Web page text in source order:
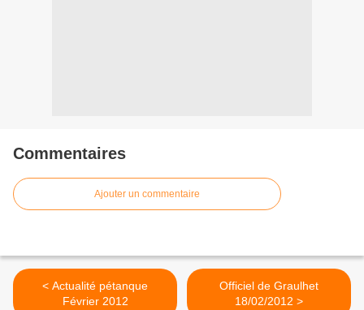
Commentaires
Ajouter un commentaire
< Actualité pétanque
Février 2012
Officiel de Graulhet
18/02/2012 >